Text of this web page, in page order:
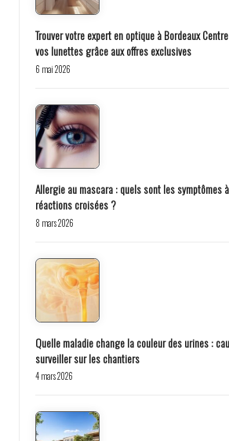
Trouver votre expert en optique à Bordeaux
vos lunettes grâce aux offres exclusives
6 mai 2026
Allergie au mascara : quels sont les symptômes
réactions croisées ?
8 mars 2026
Quelle maladie change la couleur des urines :
surveiller sur les chantiers
4 mars 2026